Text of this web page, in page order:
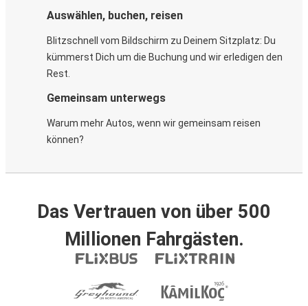
Auswählen, buchen, reisen
Blitzschnell vom Bildschirm zu Deinem Sitzplatz: Du
kümmerst Dich um die Buchung und wir erledigen den
Rest.
Gemeinsam unterwegs
Warum mehr Autos, wenn wir gemeinsam reisen
können?
Das Vertrauen von über 500
Millionen Fahrgästen.